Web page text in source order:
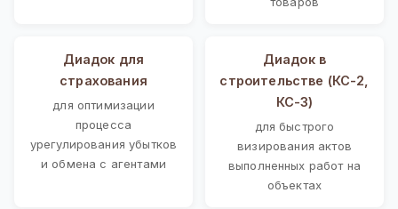
Диадок для
страхования
для оптимизации
процесса
урегулирования убытков
и обмена с агентами
Диадок в
строительстве (КС-2,
КС-3)
для быстрого
визирования актов
выполненных работ на
объектах